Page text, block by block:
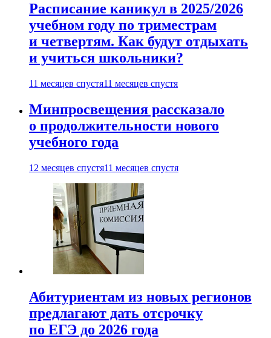
Расписание каникул в 2025/2026
учебном году по триместрам
и четвертям. Как будут отдыхать
и учиться школьники?
11 месяцев спустя11 месяцев спустя
Минпросвещения рассказало
о продолжительности нового
учебного года
12 месяцев спустя11 месяцев спустя
Абитуриентам из новых регионов
предлагают дать отсрочку
по ЕГЭ до 2026 года